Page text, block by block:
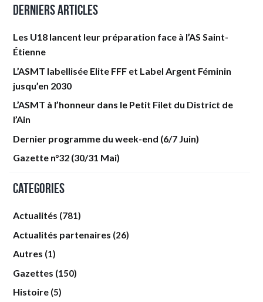
Derniers articles
Les U18 lancent leur préparation face à l’AS Saint-
Étienne
L’ASMT labellisée Elite FFF et Label Argent Féminin
jusqu’en 2030
L’ASMT à l’honneur dans le Petit Filet du District de
l’Ain
Dernier programme du week-end (6/7 Juin)
Gazette n°32 (30/31 Mai)
Categories
Actualités (781)
Actualités partenaires (26)
Autres (1)
Gazettes (150)
Histoire (5)